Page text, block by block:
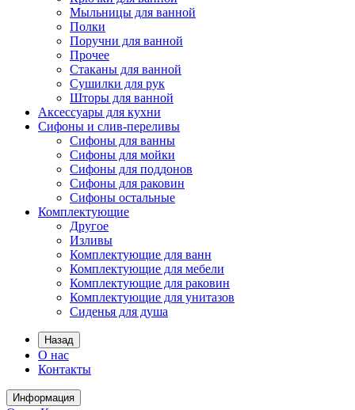
Мыльницы для ванной
Полки
Поручни для ванной
Прочее
Стаканы для ванной
Сушилки для рук
Шторы для ванной
Аксессуары для кухни
Сифоны и слив-переливы
Сифоны для ванны
Сифоны для мойки
Сифоны для поддонов
Сифоны для раковин
Сифоны остальные
Комплектующие
Другое
Изливы
Комплектующие для ванн
Комплектующие для мебели
Комплектующие для раковин
Комплектующие для унитазов
Сиденья для душа
Назад
О нас
Контакты
Информация